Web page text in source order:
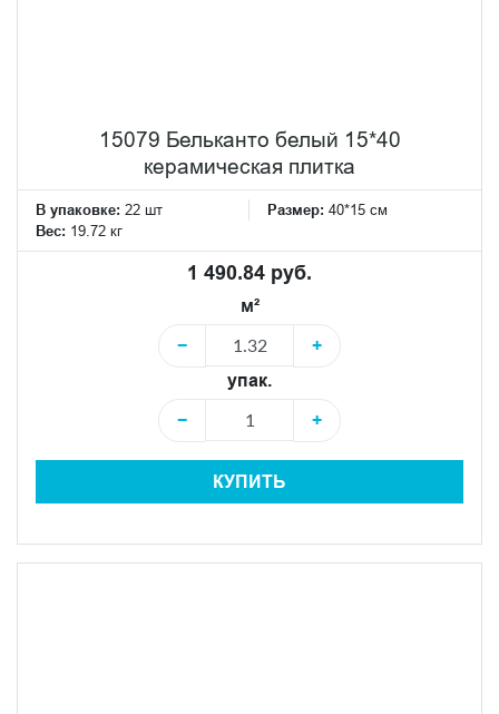
15079 Бельканто белый 15*40
керамическая плитка
В упаковке: 22 шт Размер: 40*15 см
Вес: 19.72 кг
1 490.84 руб.
м²
−
+
упак.
−
+
КУПИТЬ